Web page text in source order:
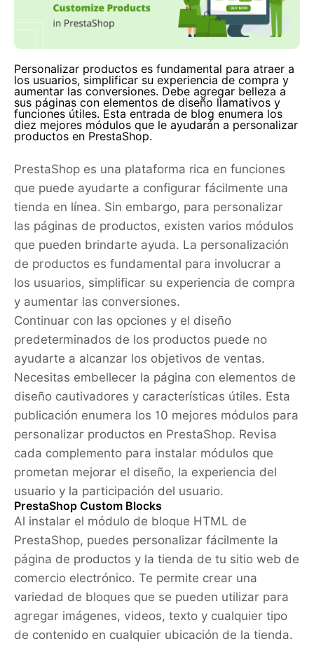
Personalizar productos es fundamental para atraer a
los usuarios, simplificar su experiencia de compra y
aumentar las conversiones. Debe agregar belleza a
sus páginas con elementos de diseño llamativos y
funciones útiles. Esta entrada de blog enumera los
diez mejores módulos que le ayudarán a personalizar
productos en PrestaShop.
PrestaShop es una plataforma rica en funciones
que puede ayudarte a configurar fácilmente una
tienda en línea. Sin embargo, para personalizar
las páginas de productos, existen varios módulos
que pueden brindarte ayuda. La personalización
de productos es fundamental para involucrar a
los usuarios, simplificar su experiencia de compra
y aumentar las conversiones.
Continuar con las opciones y el diseño
predeterminados de los productos puede no
ayudarte a alcanzar los objetivos de ventas.
Necesitas embellecer la página con elementos de
diseño cautivadores y características útiles. Esta
publicación enumera los 10 mejores módulos para
personalizar productos en PrestaShop. Revisa
cada complemento para instalar módulos que
prometan mejorar el diseño, la experiencia del
usuario y la participación del usuario.
PrestaShop Custom Blocks
Al instalar el módulo de bloque HTML de
PrestaShop, puedes personalizar fácilmente la
página de productos y la tienda de tu sitio web de
comercio electrónico. Te permite crear una
variedad de bloques que se pueden utilizar para
agregar imágenes, videos, texto y cualquier tipo
de contenido en cualquier ubicación de la tienda.